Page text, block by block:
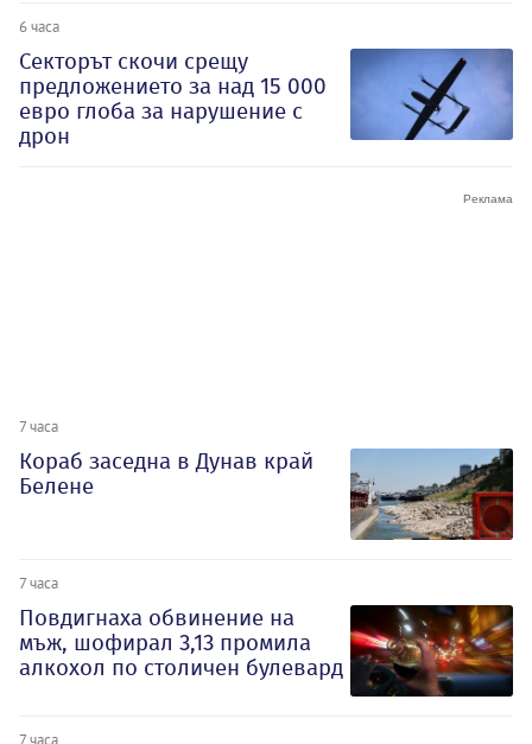
6 часа
Секторът скочи срещу
предложението за над 15 000
евро глоба за нарушение с
дрон
7 часа
Кораб заседна в Дунав край
Белене
7 часа
Повдигнаха обвинение на
мъж, шофирал 3,13 промила
алкохол по столичен булевард
7 часа